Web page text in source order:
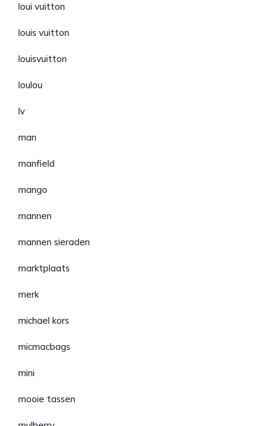
loui vuitton
louis vuitton
louisvuitton
loulou
lv
man
manfield
mango
mannen
mannen sieraden
marktplaats
merk
michael kors
micmacbags
mini
mooie tassen